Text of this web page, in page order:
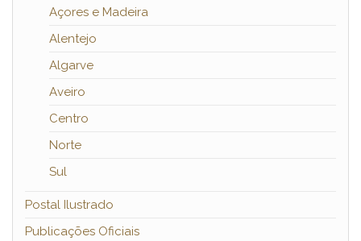
Açores e Madeira
Alentejo
Algarve
Aveiro
Centro
Norte
Sul
Postal Ilustrado
Publicações Oficiais